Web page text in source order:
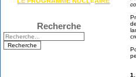
Recherche